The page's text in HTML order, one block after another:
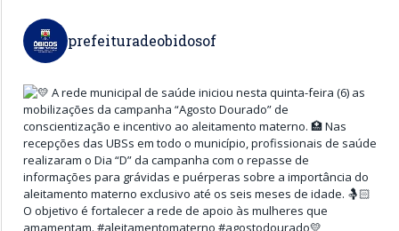
prefeituradeobidosof